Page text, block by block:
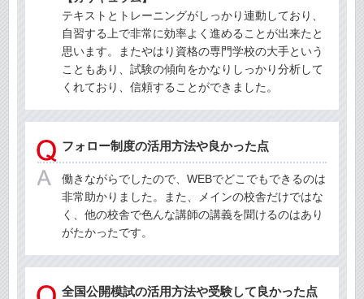
テキストとトレーニングがしっかり連動しており、
自習する上で非常に効率よく進めることが出来たと
思います。またやはり資格の専門学校の大手という
こともあり、試験の傾向をかなりしっかり分析して
くれており、信頼することができました。
フォロー制度の活用方法や良かった点
働きながらでしたので、WEBでどこでもできるのは
非常助かりました。また、メインの校舎だけではな
く、他の校舎で色んな講師の講義を聞けるのはあり
がたかったです。
全国公開模試の活用方法や受験して良かった点